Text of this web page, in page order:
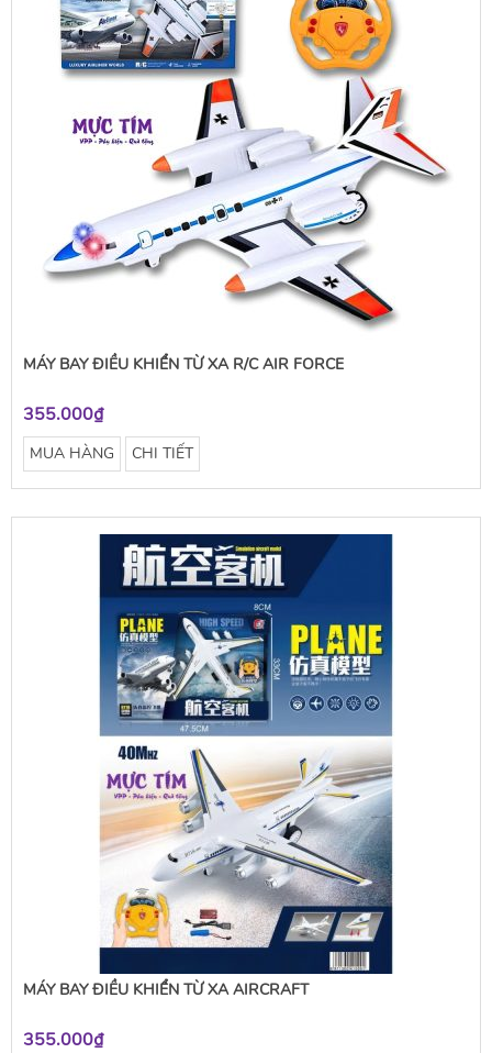
MÁY BAY ĐIỀU KHIỂN TỪ XA R/C AIR FORCE
355.000₫
MUA HÀNG CHI TIẾT
MÁY BAY ĐIỀU KHIỂN TỪ XA AIRCRAFT
355.000₫